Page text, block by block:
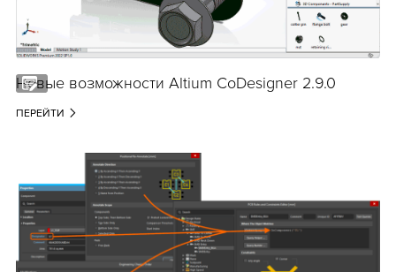
Новые возможности Altium CoDesigner 2.9.0
ПЕРЕЙТИ